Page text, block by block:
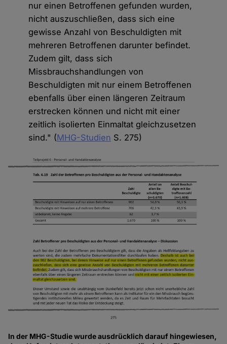
nur einen Betroffenen gefunden wurden,
nicht auszuschließen, dass sich eine
gewisse Anzahl von Beschuldigten mit
mehreren Betroffenen darunter befindet.
Zudem gilt, dass sich
Missbrauchshandlungen von
Beschuldigten mit nur einem Betroffenen
ebenfalls über einen längeren Zeitraum
erstrecken können und nicht mit einer
zeitlich isolierten Einmaltat gleichzusetzen
sind." (MHG-Studien S. 275)
In der MHG-Studie wurde ausdrücklich darauf hingewiesen,